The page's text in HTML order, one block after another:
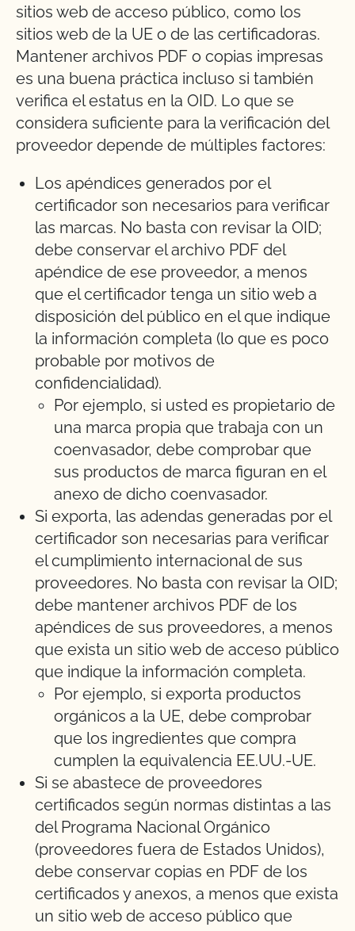
sitios web de acceso público, como los
sitios web de la UE o de las certificadoras.
Mantener archivos PDF o copias impresas
es una buena práctica incluso si también
verifica el estatus en la OID. Lo que se
considera suficiente para la verificación del
proveedor depende de múltiples factores:
Los apéndices generados por el
certificador son necesarios para verificar
las marcas. No basta con revisar la OID;
debe conservar el archivo PDF del
apéndice de ese proveedor, a menos
que el certificador tenga un sitio web a
disposición del público en el que indique
la información completa (lo que es poco
probable por motivos de
confidencialidad).
Por ejemplo, si usted es propietario de
una marca propia que trabaja con un
coenvasador, debe comprobar que
sus productos de marca figuran en el
anexo de dicho coenvasador.
Si exporta, las adendas generadas por el
certificador son necesarias para verificar
el cumplimiento internacional de sus
proveedores. No basta con revisar la OID;
debe mantener archivos PDF de los
apéndices de sus proveedores, a menos
que exista un sitio web de acceso público
que indique la información completa.
Por ejemplo, si exporta productos
orgánicos a la UE, debe comprobar
que los ingredientes que compra
cumplen la equivalencia EE.UU.-UE.
Si se abastece de proveedores
certificados según normas distintas a las
del Programa Nacional Orgánico
(proveedores fuera de Estados Unidos),
debe conservar copias en PDF de los
certificados y anexos, a menos que exista
un sitio web de acceso público que